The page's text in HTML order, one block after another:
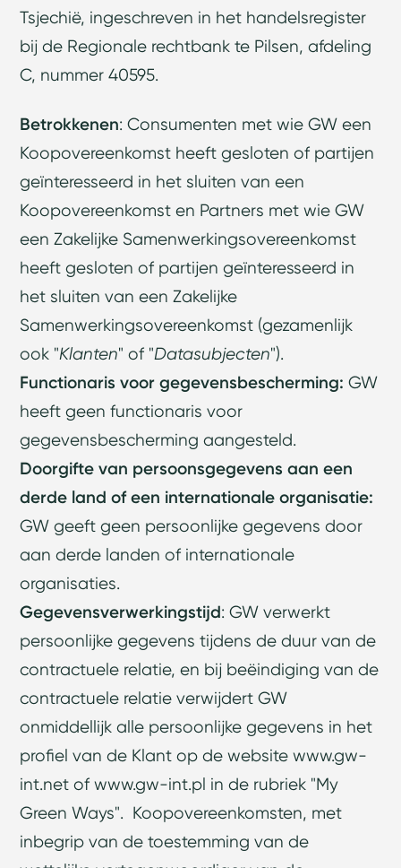
Tsjechië, ingeschreven in het handelsregister
bij de Regionale rechtbank te Pilsen, afdeling
C, nummer 40595.
Betrokkenen: Consumenten met wie GW een
Koopovereenkomst heeft gesloten of partijen
geïnteresseerd in het sluiten van een
Koopovereenkomst en Partners met wie GW
een Zakelijke Samenwerkingsovereenkomst
heeft gesloten of partijen geïnteresseerd in
het sluiten van een Zakelijke
Samenwerkingsovereenkomst (gezamenlijk
ook "Klanten" of "Datasubjecten").
Functionaris voor gegevensbescherming:GW
heeft geen functionaris voor
gegevensbescherming aangesteld.
Doorgifte van persoonsgegevens aan een
derde land of een internationale organisatie:
GW geeft geen persoonlijke gegevens door
aan derde landen of internationale
organisaties.
Gegevensverwerkingstijd: GW verwerkt
persoonlijke gegevens tijdens de duur van de
contractuele relatie, en bij beëindiging van de
contractuele relatie verwijdert GW
onmiddellijk alle persoonlijke gegevens in het
profiel van de Klant op de websitewww.gw-
int.net ofwww.gw-int.pl in de rubriek "My
Green Ways". Koopovereenkomsten, met
inbegrip van de toestemming van de